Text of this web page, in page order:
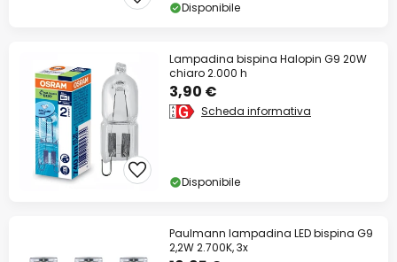
Disponibile
Lampadina bispina Halopin G9 20W
chiaro 2.000 h
3,90 €
Scheda informativa
Disponibile
Paulmann lampadina LED bispina G9
2,2W 2.700K, 3x